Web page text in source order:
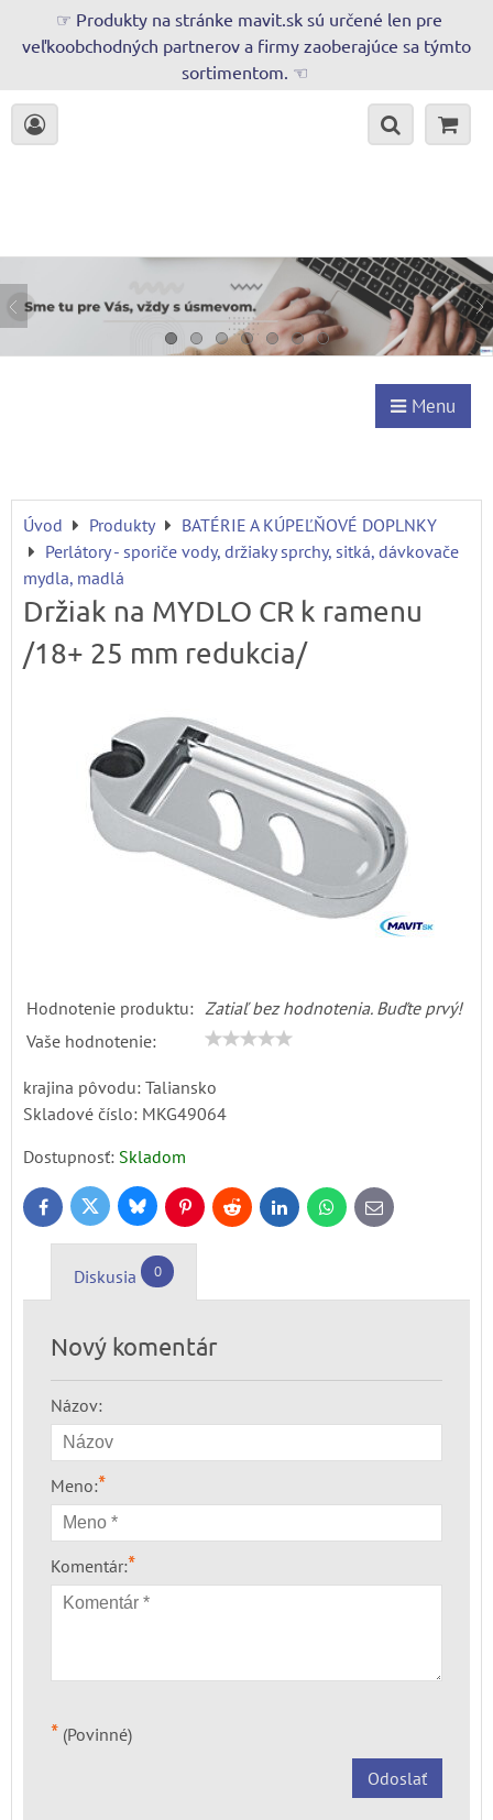
☞ Produkty na stránke mavit.sk sú určené len pre
veľkoobchodných partnerov a firmy zaoberajúce sa týmto
sortimentom. ☜
Menu
Úvod Produkty
BATÉRIE A KÚPEĽŇOVÉ DOPLNKY
Perlátory - sporiče vody, držiaky sprchy, sitká, dávkovače
mydla, madlá
Držiak na MYDLO CR k ramenu
/18+ 25 mm redukcia/
Hodnotenie produktu: Zatiaľ bez hodnotenia. Buďte prvý!
Vaše hodnotenie:
krajina pôvodu: Taliansko
Skladové číslo: MKG49064
Dostupnosť: Skladom
FacebookTwitter BlueskyPinterestReddit LinkedInWhatsApp
E-
mail
Diskusia 0
Nový komentár
Názov:
Meno:*
Komentár:*
* (Povinné)
Odoslať